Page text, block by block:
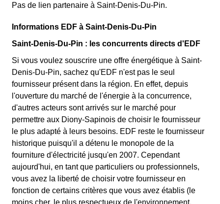
Pas de lien partenaire à Saint-Denis-Du-Pin.
Informations EDF à Saint-Denis-Du-Pin
Saint-Denis-Du-Pin : les concurrents directs d'EDF
Si vous voulez souscrire une offre énergétique à Saint-
Denis-Du-Pin, sachez qu'EDF n'est pas le seul
fournisseur présent dans la région. En effet, depuis
l'ouverture du marché de l'énergie à la concurrence,
d'autres acteurs sont arrivés sur le marché pour
permettre aux Diony-Sapinois de choisir le fournisseur
le plus adapté à leurs besoins. EDF reste le fournisseur
historique puisqu'il a détenu le monopole de la
fourniture d'électricité jusqu'en 2007. Cependant
aujourd'hui, en tant que particuliers ou professionnels,
vous avez la liberté de choisir votre fournisseur en
fonction de certains critères que vous avez établis (le
moins cher, le plus respectueux de l'environnement,